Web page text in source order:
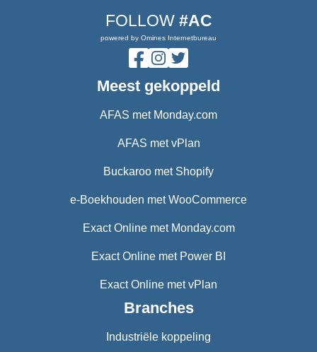
FOLLOW #AC
powered by Omines Internetbureau
Meest gekoppeld
AFAS met Monday.com
AFAS met vPlan
Buckaroo met Shopify
e-Boekhouden met WooCommerce
Exact Online met Monday.com
Exact Online met Power BI
Exact Online met vPlan
Branches
Industriële koppeling